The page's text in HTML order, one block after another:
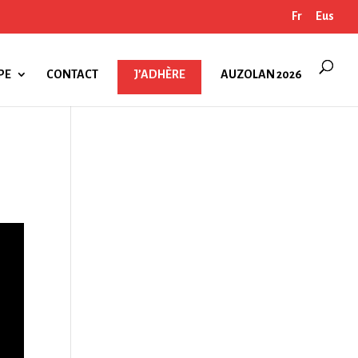
Fr Eus
CONTACT J’ADHÈRE AUZOLAN 2026